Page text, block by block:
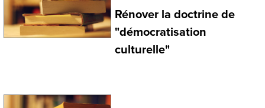
Rénover la doctrine de
"démocratisation
culturelle"